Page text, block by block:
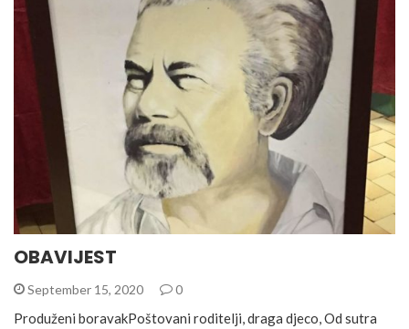
OBAVIJEST
September 15, 2020 0
Produženi boravakPoštovani roditelji, draga djeco, Od sutra